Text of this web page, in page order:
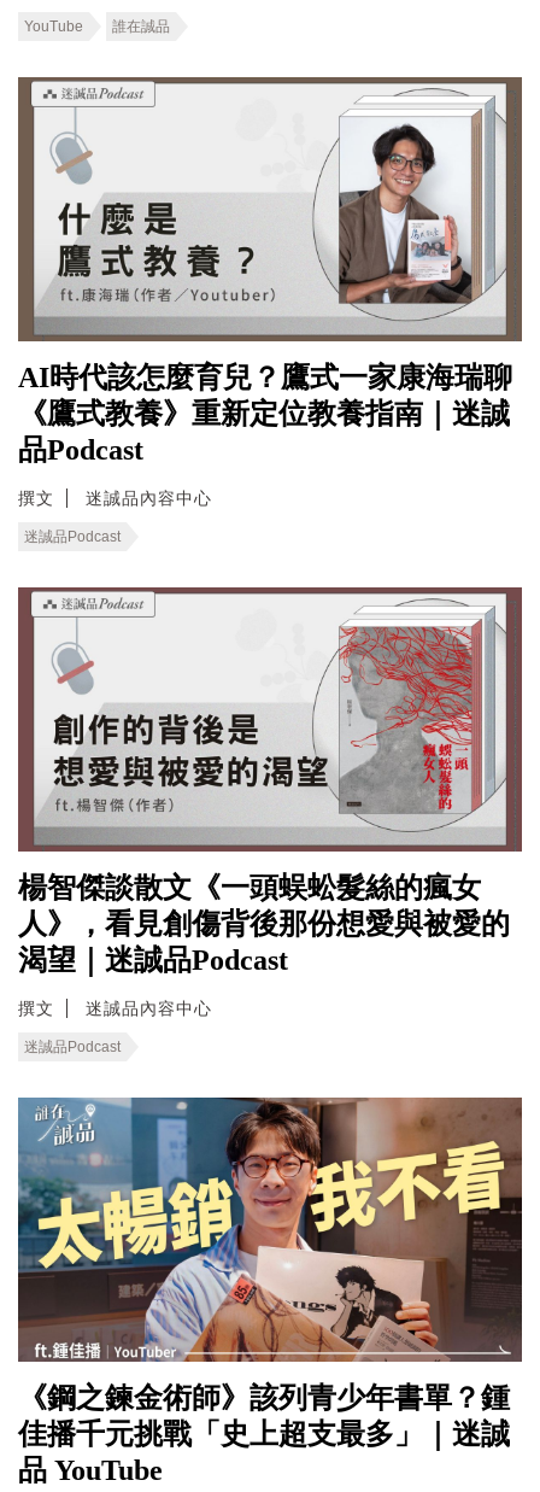
YouTube 誰在誠品
AI時代該怎麼育兒？鷹式一家康海瑞聊
《鷹式教養》重新定位教養指南｜迷誠
品Podcast
撰文 迷誠品內容中心
迷誠品Podcast
楊智傑談散文《一頭蜈蚣髮絲的瘋女
人》，看見創傷背後那份想愛與被愛的
渴望｜迷誠品Podcast
撰文 迷誠品內容中心
迷誠品Podcast
《鋼之鍊金術師》該列青少年書單？鍾
佳播千元挑戰「史上超支最多」｜迷誠
品 YouTube